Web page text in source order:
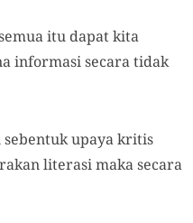
itu dapat kita
informasi secara tidak
upaya kritis
literasi maka secara